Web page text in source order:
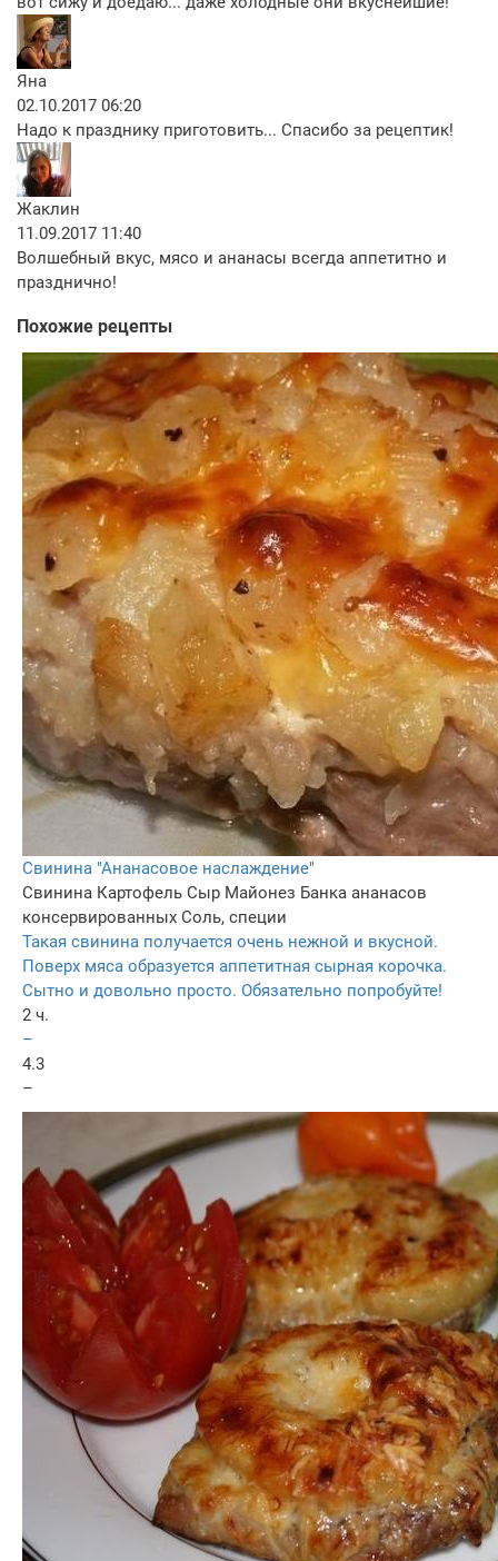
Яна
02.10.2017 06:20
Надо к празднику приготовить... Спасибо за рецептик!
Жаклин
11.09.2017 11:40
Волшебный вкус, мясо и ананасы всегда аппетитно и
празднично!
Похожие рецепты
Свинина "Ананасовое наслаждение"
Свинина Картофель Сыр Майонез Банка ананасов
консервированных Соль, специи
Такая свинина получается очень нежной и вкусной.
Поверх мяса образуется аппетитная сырная корочка.
Сытно и довольно просто. Обязательно попробуйте!
2 ч.
–
4.3
–